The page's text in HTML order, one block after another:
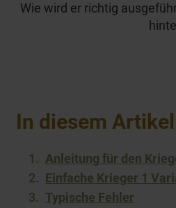
Wie wird er richtig
In diesem
Anleitung für den
Einfache Krieger 1
Typische Fehler